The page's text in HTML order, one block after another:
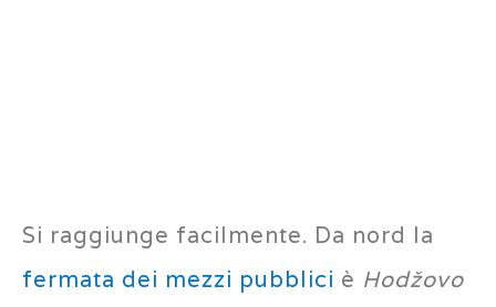
Si raggiunge facilmente. Da nord la
fermata dei mezzi pubblici è Hodžovo